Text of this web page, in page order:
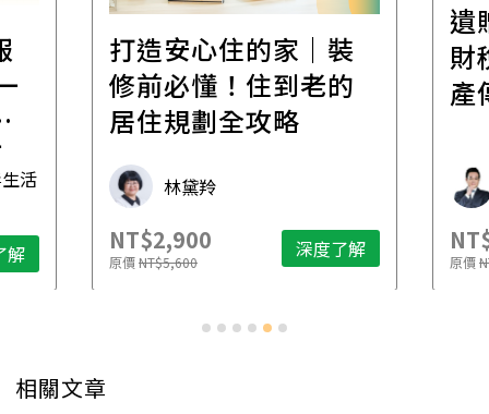
活
解
打造安心住的家｜裝
修前必懂！住到老的
居住規劃全攻略
林黛羚
NT$2,900
原價NT$5,600 深度了解
遺
財
產
原價
相關文章